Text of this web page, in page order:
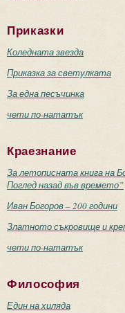
Приказки
Коледната звезда
Приказка за светулката
За една песъчинка
чети по-нататък
Краезнание
За летописната книга на
Поглед назад във времето”
Иван Богоров – 200 години
Златното съкровище и
чети по-нататък
Философия
Един на хиляда